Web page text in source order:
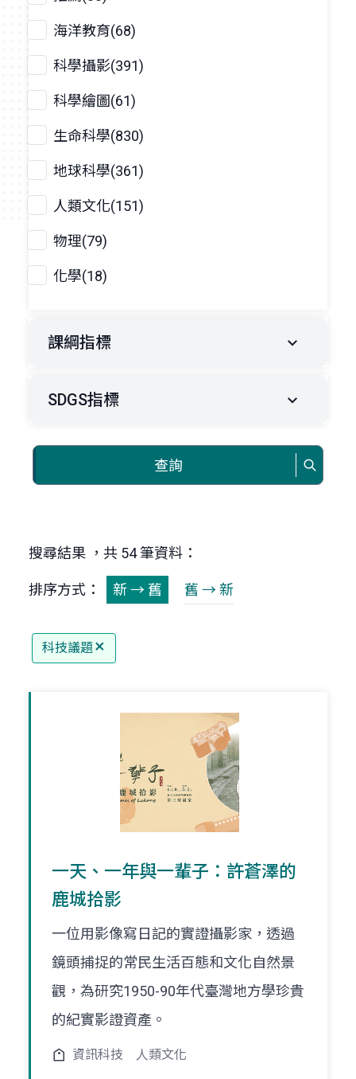
海洋教育(68)
科學攝影(391)
科學繪圖(61)
生命科學(830)
地球科學(361)
人類文化(151)
物理(79)
化學(18)
課綱指標
SDGS指標
查詢
搜尋結果 ，共 54 筆資料：
排序方式： 新 → 舊 舊 → 新
科技議題
一天、一年與一輩子：許蒼澤的
鹿城拾影
一位用影像寫日記的實證攝影家，透過
鏡頭捕捉的常民生活百態和文化自然景
觀，為研究1950-90年代臺灣地方學珍貴
的紀實影證資產。
資訊科技 人類文化